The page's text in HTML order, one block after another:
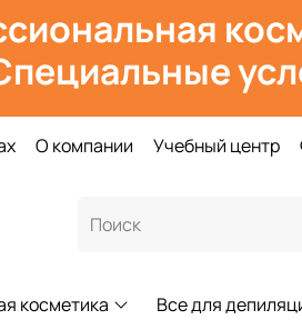
О компании Учебный центр
косметика Все для